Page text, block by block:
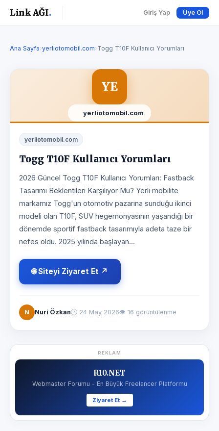
Link AĞI. Giriş Yap Üye Ol
Ana Sayfa›yerliotomobil.com›Togg T10F Kullanıcı Yorumları
YE
yerliotomobil.com
yerliotomobil.com
Togg T10F Kullanıcı Yorumları
2026 Güncel Togg T10F Kullanıcı Yorumları: Fastback
Tasarımı Beklentileri Karşılıyor Mu? Yerli mobilite
markamız Togg'un otomotiv pazarına sunduğu ikinci
modeli olan T10F, SUV hegemonyasının yaşandığı bir
dönemde sportif fastback tasarımıyla adeta taze bir
nefes oldu. 2025 yılında başlayan...
🌐 Siteyi Ziyaret Et ↗
N Nuri Özkan🕐 24 May 2026👁 16 görüntülenme
REKLAM
R10.NET
Webmaster Forumu - En Büyük Freelancer Platformu
Ziyaret Et →